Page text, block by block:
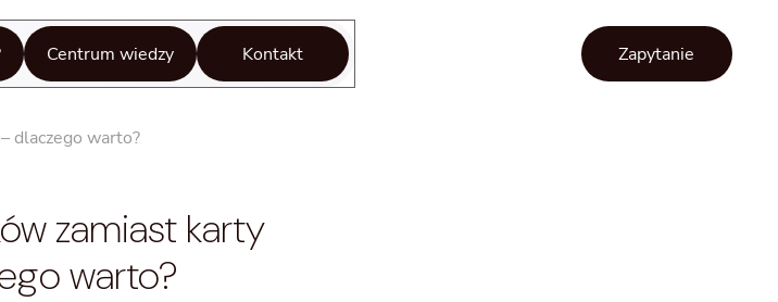
Centrum wiedzy Kontakt Zapytanie
dlaczego warto?
zamiast karty
warto?